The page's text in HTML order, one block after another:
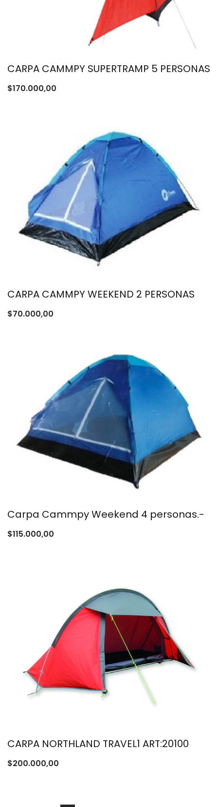
CARPA CAMMPY SUPERTRAMP 5 PERSONAS
$170.000,00
CARPA CAMMPY WEEKEND 2 PERSONAS
$70.000,00
Carpa Cammpy Weekend 4 personas.-
$115.000,00
CARPA NORTHLAND TRAVEL1 ART:20100
$200.000,00